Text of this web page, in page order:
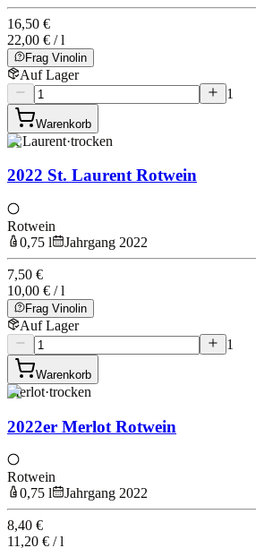
16,50 €
22,00 € / l
Frag Vinolin
Auf Lager
1
Warenkorb
St Laurent·trocken
2022 St. Laurent Rotwein
Rotwein
0,75 l
Jahrgang 2022
7,50 €
10,00 € / l
Frag Vinolin
Auf Lager
1
Warenkorb
Merlot·trocken
2022er Merlot Rotwein
Rotwein
0,75 l
Jahrgang 2022
8,40 €
11,20 € / l